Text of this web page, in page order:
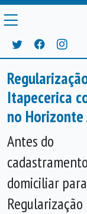
Itapecerica
no Horizonte
Antes do
cadastramento
domiciliar
Regularização